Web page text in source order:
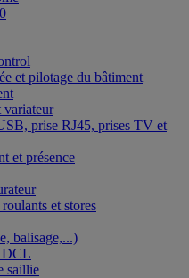
et pilotage du bâtiment
variateur
prise RJ45, prises TV et
et présence
et stores
balisage,...)
DCL
saillie